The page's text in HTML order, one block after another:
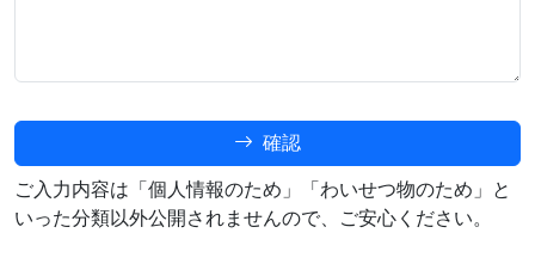
確認
ご入力内容は「個人情報のため」「わいせつ物のため」と
いった分類以外公開されませんので、ご安心ください。